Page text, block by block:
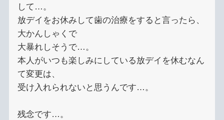
して…。
放デイをお休みして歯の治療をすると言ったら、
大かんしゃくで
大暴れしそうで…。
本人がいつも楽しみにしている放デイを休むなん
て変更は、
受け入れられないと思うんです…。
残念です…。